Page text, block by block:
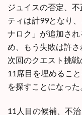
ジュイスの否定、
ティは計99となり
ナロク」が追加さ
め、もう失敗は許さ
次回のクエスト挑
11席目を埋めるこ
を探すことになった
11人目の候補、不